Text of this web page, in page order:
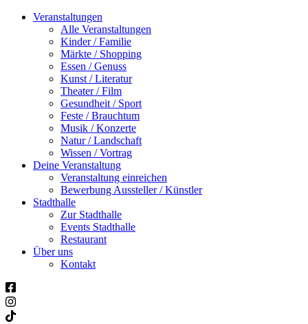
Veranstaltungen
Alle Veranstaltungen
Kinder / Familie
Märkte / Shopping
Essen / Genuss
Kunst / Literatur
Theater / Film
Gesundheit / Sport
Feste / Brauchtum
Musik / Konzerte
Natur / Landschaft
Wissen / Vortrag
Deine Veranstaltung
Veranstaltung einreichen
Bewerbung Aussteller / Künstler
Stadthalle
Zur Stadthalle
Events Stadthalle
Restaurant
Über uns
Kontakt